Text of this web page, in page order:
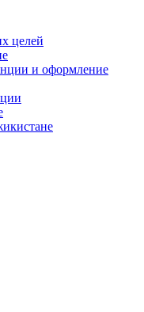
целей
и оформление